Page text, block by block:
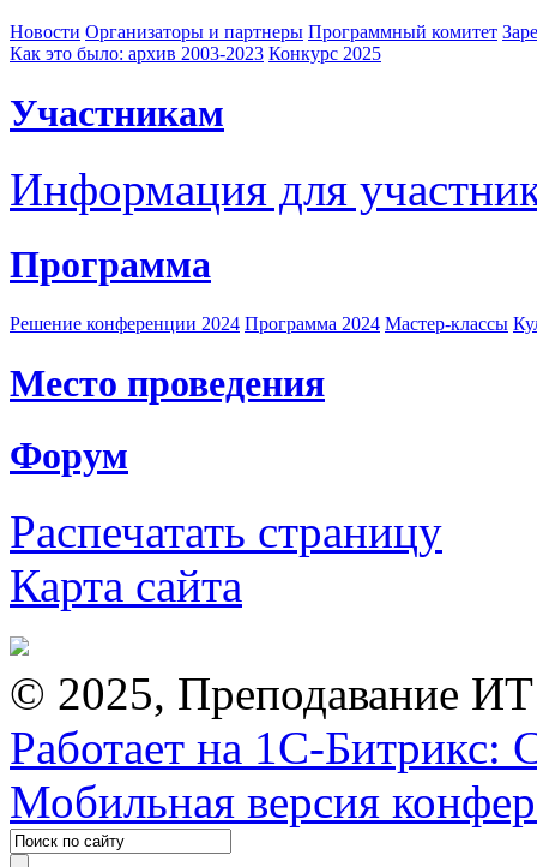
Новости Организаторы и партнеры Программный комитет
Как это было: архив 2003-2023 Конкурс 2025
Участникам
Информация для
Программа
Решение конференции 2024 Программа 2024 Мастер-классы
Место проведения
Форум
Распечатать страницу
Карта сайта
© 2025, Преподавание
Работает на 1С-Битрикс:
Мобильная версия